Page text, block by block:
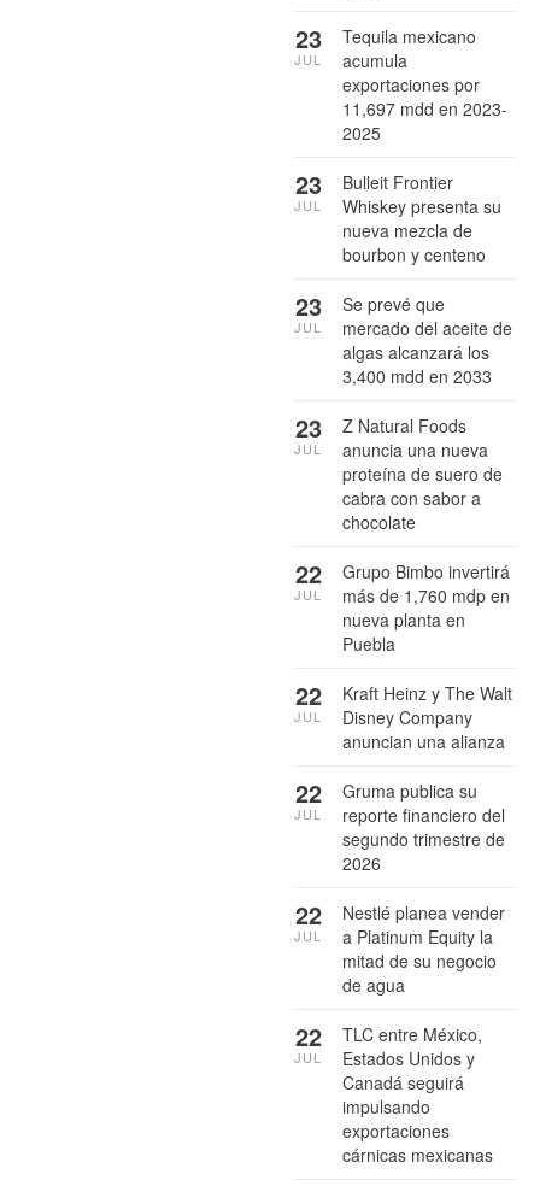
Tequila mexicano
acumula
exportaciones por
11,697 mdd en 2023-
2025
23
JUL
Bulleit Frontier
Whiskey presenta su
nueva mezcla de
bourbon y centeno
23
JUL
Se prevé que
mercado del aceite de
algas alcanzará los
3,400 mdd en 2033
23
JUL
Z Natural Foods
anuncia una nueva
proteína de suero de
cabra con sabor a
chocolate
23
JUL
Grupo Bimbo invertirá
más de 1,760 mdp en
nueva planta en
Puebla
22
JUL
Kraft Heinz y The Walt
Disney Company
anuncian una alianza
22
JUL
Gruma publica su
reporte financiero del
segundo trimestre de
2026
22
JUL
Nestlé planea vender
a Platinum Equity la
mitad de su negocio
de agua
22
JUL
TLC entre México,
Estados Unidos y
Canadá seguirá
impulsando
exportaciones
cárnicas mexicanas
22
JUL